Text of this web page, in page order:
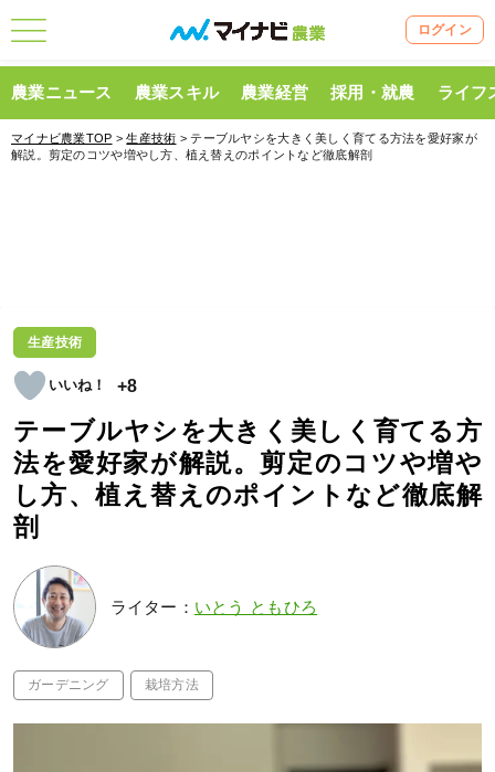
ログイン
農業ニュース 農業スキル 農業経営 採用・就農 ライフ
マイナビ農業TOP >生産技術 > テーブルヤシを大きく美しく育てる方法を愛好家が
解説。剪定のコツや増やし方、植え替えのポイントなど徹底解剖
生産技術
+8
テーブルヤシを大きく美しく育てる方
法を愛好家が解説。剪定のコツや増や
し方、植え替えのポイントなど徹底解
剖
ライター： いとう ともひろ
ガーデニング 栽培方法